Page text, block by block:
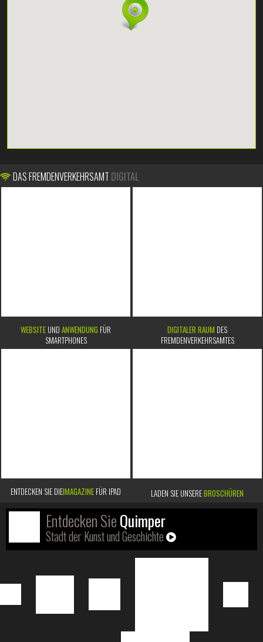
DAS FREMDENVERKEHRSAMT DIGITAL
WEBSITE UND ANWENDUNG FÜR
SMARTPHONES
DIGITALER RAUM DES
FREMDENVERKEHRSAMTES
ENTDECKEN SIE DIEIMAGAZINE FÜR IPAD LADEN SIE UNSEREBROSCHÜREN
Entdecken SieQuimper
Stadt der Kunst und Geschichte